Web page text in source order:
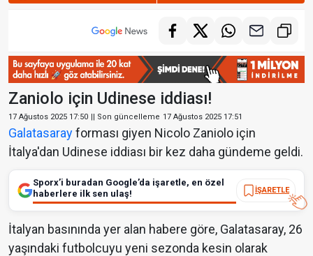
Zaniolo için Udinese iddiası!
17 Ağustos 2025 17:50 || Son güncelleme 17 Ağustos 2025 17:51
Galatasarayforması giyen Nicolo Zaniolo için
İtalya'dan Udinese iddiası bir kez daha gündeme geldi.
Sporx’i buradan Google’da işaretle, en özel
haberlere ilk sen ulaş!
İŞARETLE
İtalyan basınında yer alan habere göre, Galatasaray, 26
yaşındaki futbolcuyu yeni sezonda kesin olarak